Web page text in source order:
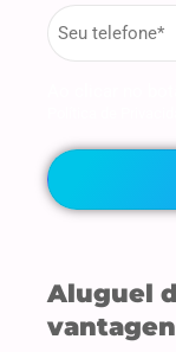
phone
Aluguel